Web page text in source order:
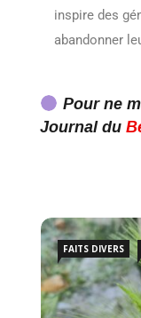
inspire des
abandonner
Pour ne
Journal du
FAITS DIVERS